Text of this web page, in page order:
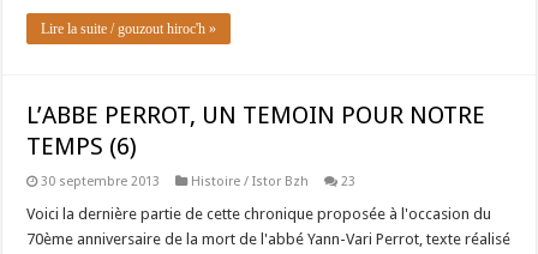
Lire la suite / gouzout hiroc'h »
L’ABBE PERROT, UN TEMOIN POUR NOTRE
TEMPS (6)
30 septembre 2013 Histoire / Istor Bzh 23
Voici la dernière partie de cette chronique proposée à l'occasion du
70ème anniversaire de la mort de l'abbé Yann-Vari Perrot, texte réalisé